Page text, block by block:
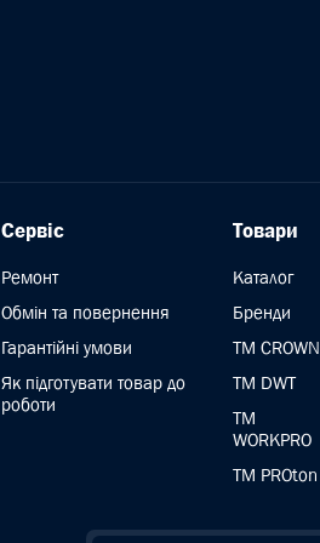
Сервіс
Ремонт
Обмін та повернення
Гарантійні умови
Як підготувати товар до
роботи
Товари
Каталог
Бренди
ТМ CROWN
TM DWT
ТМ
WORKPRO
TM PROton